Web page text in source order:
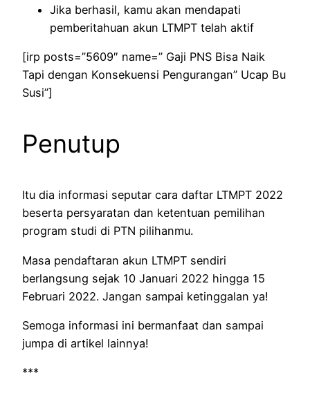
Jika berhasil, kamu akan mendapati
pemberitahuan akun LTMPT telah aktif
[irp posts=”5609″ name=” Gaji PNS Bisa Naik
Tapi dengan Konsekuensi Pengurangan” Ucap Bu
Susi”]
Penutup
Itu dia informasi seputar cara daftar LTMPT 2022
beserta persyaratan dan ketentuan pemilihan
program studi di PTN pilihanmu.
Masa pendaftaran akun LTMPT sendiri
berlangsung sejak 10 Januari 2022 hingga 15
Februari 2022. Jangan sampai ketinggalan ya!
Semoga informasi ini bermanfaat dan sampai
jumpa di artikel lainnya!
***